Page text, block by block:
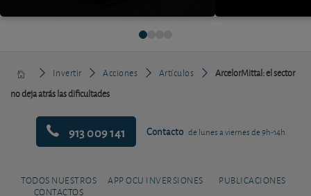
Invertir Acciones Artículos
ArcelorMittal: el sector
no deja atrás las dificultades
913 009 141 Contacto de lunes a viernes de 9h-14h
TODOS NUESTROS
CONTACTOS
APP OCU INVERSIONES PUBLICACIONES